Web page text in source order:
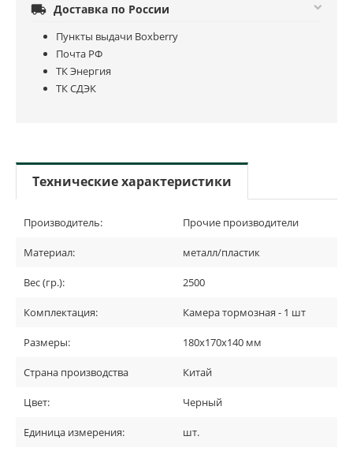
 Доставка по России
Пункты выдачи Boxberry
Почта РФ
ТК Энергия
ТК СДЭК
Технические характеристики
Производитель: Прочие производители
Материал: металл/пластик
Вес (гр.): 2500
Комплектация: Камера тормозная - 1 шт
Размеры: 180x170x140 мм
Страна производства Китай
Цвет: Черный
Единица измерения: шт.